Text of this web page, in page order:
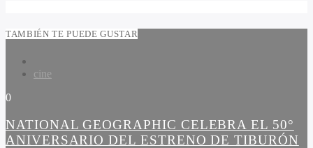
TAMBIÉN TE PUEDE GUSTAR
cine
0
NATIONAL GEOGRAPHIC CELEBRA EL 50°
ANIVERSARIO DEL ESTRENO DE TIBURÓN